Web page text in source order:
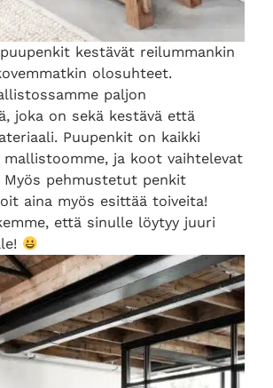
kestävät reilummankin
olosuhteet.
paljon
joka on sekä kestävä että
Puupenkit on kaikki
ja koot vaihtelevat
Myös pehmustetut penkit
aina myös esittää toiveita!
että sinulle löytyy juuri